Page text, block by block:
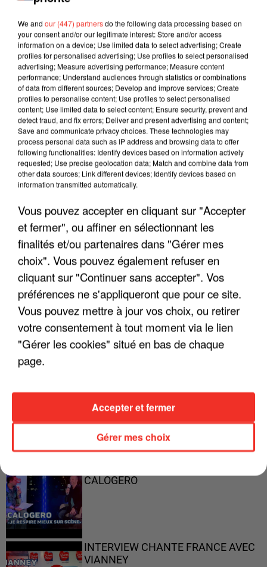
LES INTERVIEWS CHANTE
"JE SUIS À DISPOSITION DES
ENFOIRÉS"
"ON A TOUS LE TRAC"
PARFAITS"
CALOGERO
INTERVIEW CHANTE FRANCE AVEC
VIANNEY
We and our (447) partnersdo the following data processing based on
your consent and/or our legitimate interest: Store and/or access
information on a device; Use limited data to select advertising; Create
profiles for personalised advertising; Use profiles to select personalised
advertising; Measure advertising performance; Measure content
performance; Understand audiences through statistics or combinations
of data from different sources; Develop and improve services; Create
profiles to personalise content; Use profiles to select personalised
content; Use limited data to select content; Ensure security, prevent and
detect fraud, and fix errors; Deliver and present advertising and content;
Save and communicate privacy choices. These technologies may
process personal data such as IP address and browsing data to offer
following functionalities: Identify devices based on information actively
requested; Use precise geolocation data; Match and combine data from
other data sources; Link different devices; Identify devices based on
information transmitted automatically.
Vous pouvez accepter en cliquant sur "Accepter
et fermer", ou affiner en sélectionnant les
finalités et/ou partenaires dans "Gérer mes
choix". Vous pouvez également refuser en
cliquant sur "Continuer sans accepter". Vos
préférences ne s'appliqueront que pour ce site.
Vous pouvez mettre à jour vos choix, ou retirer
votre consentement à tout moment via le lien
"Gérer les cookies" situé en bas de chaque
page.
Gérer mes choix
Accepter et fermer